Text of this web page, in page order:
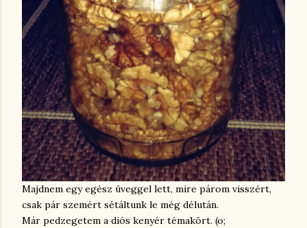
Majdnem egy egész üveggel lett, mire párom visszért,
csak pár szemért sétáltunk le még délután.
Már pedzegetem a diós kenyér témakört. (o;